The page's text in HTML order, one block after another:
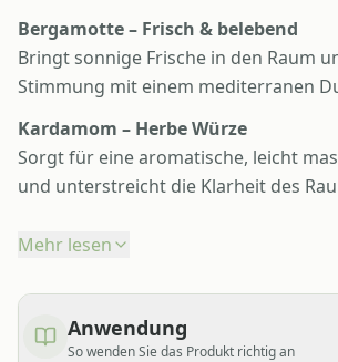
Bergamotte – Frisch & belebend
Bringt sonnige Frische in den Raum
Stimmung mit einem mediterranen
Kardamom – Herbe Würze
Sorgt für eine aromatische, leicht
und unterstreicht die Klarheit des
Mehr lesen
Anwendung
So wenden Sie das Produkt richtig an